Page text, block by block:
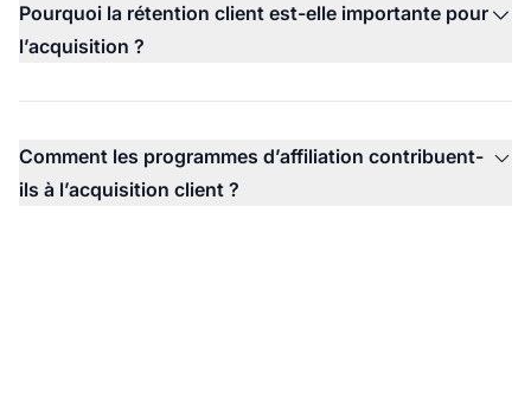
Pourquoi la rétention client est-elle importante pour
l’acquisition ?
Comment les programmes d’affiliation contribuent-
ils à l’acquisition client ?